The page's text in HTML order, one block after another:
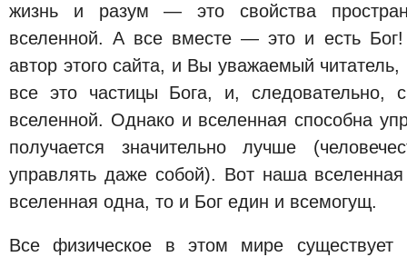
жизнь и разум — это свойства
вселенной. А все вместе — это и есть
автор этого сайта, и Вы уважаемый
все это частицы Бога, и, следовательно,
вселенной. Однако и вселенная способна
получается значительно лучше
управлять даже собой). Вот наша
вселенная одна, то и Бог един и всемогущ.
Все физическое в этом мире существует